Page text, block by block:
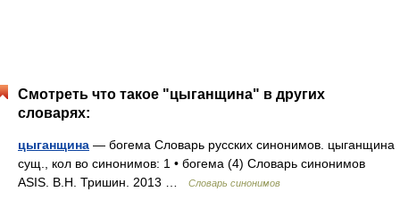
Смотреть что такое "цыганщина" в других
словарях:
цыганщина — богема Словарь русских синонимов. цыганщина
сущ., кол во синонимов: 1 • богема (4) Словарь синонимов
ASIS. В.Н. Тришин. 2013 …
Словарь синонимов